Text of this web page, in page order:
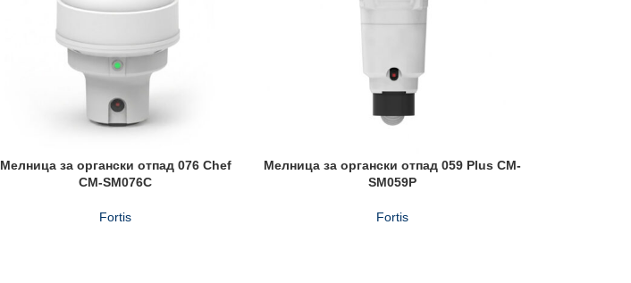
Мелница за органски отпад 076 Chef
CM-SM076C
Fortis
Мелница за органски отпад 059 Plus CM-
SM059P
Fortis